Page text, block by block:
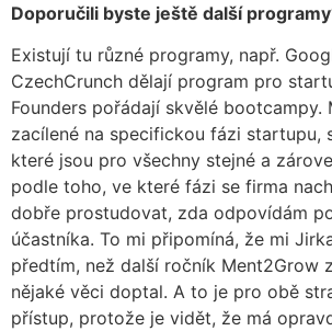
Doporučili byste ještě další
Existují tu různé programy, např.
CzechCrunch dělají program pro
Founders pořádají skvělé bootcampy.
zacílené na specifickou fázi startupu,
které jsou pro všechny stejné a
podle toho, ve které fázi se firma
dobře prostudovat, zda odpovídám
účastníka. To mi připomíná, že mi
předtím, než další ročník Ment2Grow
nějaké věci doptal. A to je pro obě
přístup, protože je vidět, že má